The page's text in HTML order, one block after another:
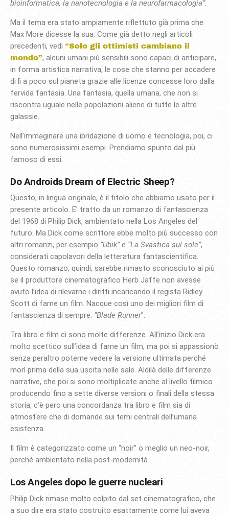
bioinformatica, la nanotecnologia e la neurofarmacologia”.
Ma il tema era stato ampiamente riflettuto già prima che
Max More dicesse la sua. Come già detto negli articoli
precedenti, vedi “Solo gli ottimisti cambiano il
mondo”, alcuni umani più sensibili sono capaci di anticipare,
in forma artistica narrativa, le cose che stanno per accadere
di lì a poco sul pianeta grazie alle licenze concesse loro dalla
fervida fantasia. Una fantasia, quella umana, che non si
riscontra uguale nelle popolazioni aliene di tutte le altre
galassie.
Nell’immaginare una ibridazione di uomo e tecnologia, poi, ci
sono numerosissimi esempi. Prendiamo spunto dal più
famoso di essi.
Do Androids Dream of Electric Sheep?
Questo, in lingua originale, è il titolo che abbiamo usato per il
presente articolo. E’ tratto da un romanzo di fantascienza
del 1968 di Philip Dick, ambientato nella Los Angeles del
futuro. Ma Dick come scrittore ebbe molto più successo con
altri romanzi, per esempio “Ubik”e “La Svastica sul sole”,
considerati capolavori della letteratura fantascientifica.
Questo romanzo, quindi, sarebbe rimasto sconosciuto ai più
se il produttore cinematografico Herb Jaffe non avesse
avuto l’idea di rilevarne i diritti incaricando il regista Ridley
Scott di farne un film. Nacque così uno dei migliori film di
fantascienza di sempre: “Blade Runner”.
Tra libro e film ci sono molte differenze. All’inizio Dick era
molto scettico sull’idea di farne un film, ma poi si appassionò
senza peraltro poterne vedere la versione ultimata perché
morì prima della sua uscita nelle sale. Aldilà delle differenze
narrative, che poi si sono moltiplicate anche al livello filmico
producendo fino a sette diverse versioni o finali della stessa
storia, c’è pero una concordanza tra libro e film sia di
atmosfere che di domande sui temi centrali dell’umana
esistenza.
Il film è categorizzato come un “noir” o meglio un neo-noir,
perché ambientato nella post-modernità.
Los Angeles dopo le guerre nucleari
Philip Dick rimase molto colpito dal set cinematografico, che
a suo dire era stato costruito esattamente come lui aveva